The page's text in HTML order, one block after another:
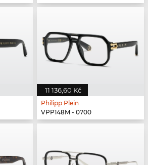
11 136,60 Kč
Philipp Plein
VPP148M - 0700